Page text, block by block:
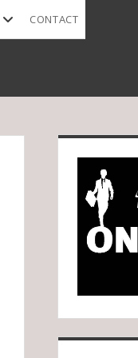
open
menu
CONTACT
Sidebar